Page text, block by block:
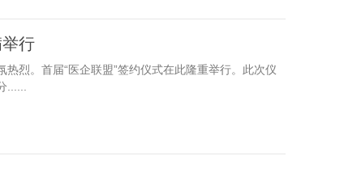
行
烈。首届“医企联盟”签约仪式在此隆重举行。此次仪